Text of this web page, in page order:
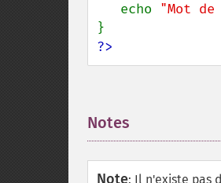
   echo
"Mot
?>
Notes
Note: Il n'existe pas